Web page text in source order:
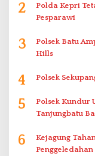
2
Polda Kepri
Pesparawi
3
Polsek Batu
Hills
4 Polsek
5
Polsek Kundur
Tanjungbatu
6
Kejagung